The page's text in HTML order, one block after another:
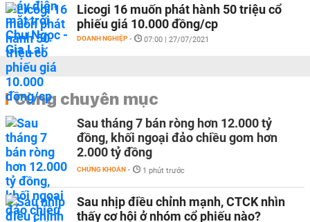
Licogi 16 muốn phát hành 50 triệu cổ
phiếu giá 10.000 đồng/cp
DOANH NGHIỆP - 07:00 | 27/07/2021
Cùng chuyên mục
Sau tháng 7 bán ròng hơn 12.000 tỷ
đồng, khối ngoại đảo chiều gom hơn
2.000 tỷ đồng
CHỨNG KHOÁN - 1 phút trước
Sau nhịp điều chỉnh mạnh, CTCK nhìn
thấy cơ hội ở nhóm cổ phiếu nào?